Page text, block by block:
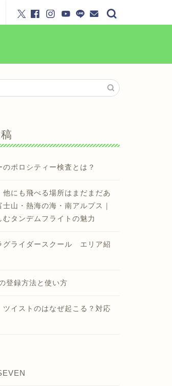
のポロシティー検査とは？
にも飛べる場所はまだまだあ
士山・熱海の海・南アルプス｜
むタンデムフライトの魅力
グライダースクール エリア紹
登録方法と使い方
イストのはなぜ起こる？対応